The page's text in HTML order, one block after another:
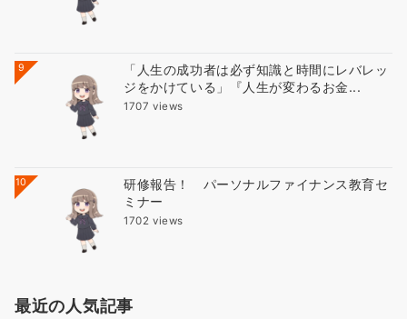
9
「人生の成功者は必ず知識と時間にレバレッ
ジをかけている」『人生が変わるお金...
1707 views
10
研修報告！ パーソナルファイナンス教育セ
ミナー
1702 views
最近の人気記事